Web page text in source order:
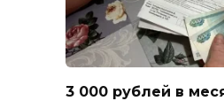
3 000 рублей в